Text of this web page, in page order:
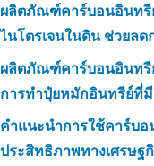
ผลิตภัณฑ์คาร์บอนอินทรี
ไนโตรเจนในดิน ช่วยล
ผลิตภัณฑ์คาร์บอนอินทรี
การทำปุ๋ยหมักอินทรีย์ที่
คำแนะนำการใช้คาร์บ
ประสิทธิภาพทางเศรษฐ